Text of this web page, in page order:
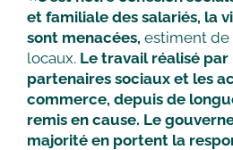
et familiale des salariés, la
sont menacées, estiment de
locaux. Le travail réalisé par
partenaires sociaux et les
commerce, depuis de
remis en cause. Le
majorité en portent la